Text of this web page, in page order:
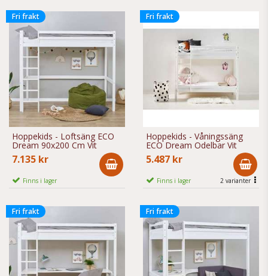
Fri frakt
Hoppekids - Loftsäng ECO
Dream 90x200 Cm Vit
7.135 kr
Finns i lager
Fri frakt
Hoppekids - Våningssäng
ECO Dream Odelbar Vit
5.487 kr
Finns i lager 2 varianter
Fri frakt Fri frakt